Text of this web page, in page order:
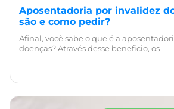
Aposentadoria por invalidez
são e como pedir?
Afinal, você sabe o que é a
doenças? Através desse benefício, os